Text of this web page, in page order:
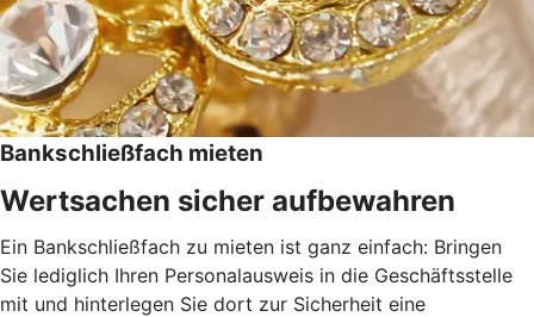
Bankschließfach mieten
Wertsachen sicher aufbewahren
Ein Bankschließfach zu mieten ist ganz einfach: Bringen
Sie lediglich Ihren Personalausweis in die Geschäftsstelle
mit und hinterlegen Sie dort zur Sicherheit eine